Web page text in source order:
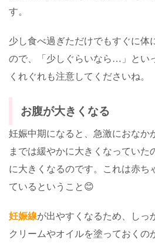
す。
少し食べ過ぎただけでもすぐに体
ので、「少しぐらいなら…」とい
くれぐれも注意してくださいね。
お腹が大きくなる
妊娠中期になると、急激におなか
までは緩やかに大きくなっていた
に大きくなるのです。これは赤ち
ているということ😊
妊娠線が出やすくなるため、
しっ
クリームやオイルを塗っておくの